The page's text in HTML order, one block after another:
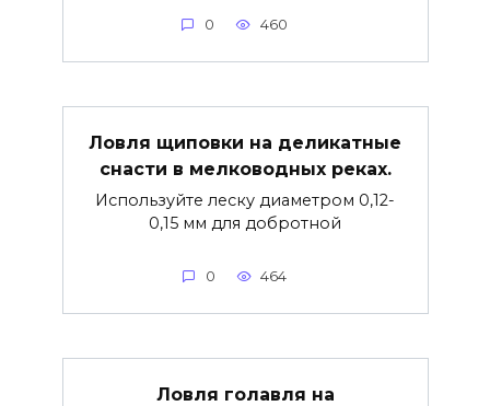
0 460
Ловля щиповки на деликатные
снасти в мелководных реках.
Используйте леску диаметром 0,12-
0,15 мм для добротной
0 464
Ловля голавля на